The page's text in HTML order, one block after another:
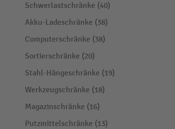
Schwerlastschränke (40)
Akku-Ladeschränke (38)
Computerschränke (38)
Sortierschränke (20)
Stahl-Hängeschränke (19)
Werkzeugschränke (18)
Magazinschränke (16)
Putzmittelschränke (13)